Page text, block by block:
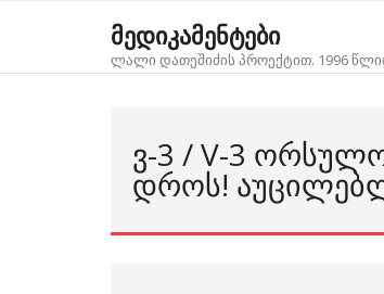
მედიკამენტები
ლალი დათეშიძის პროექტით. 1996
Ვ-3 / V-3
ᲓᲠᲝᲡ!